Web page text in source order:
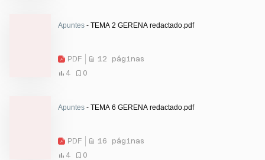
Apuntes - TEMA 2 GERENA redactado.pdf
PDF
12 páginas
4
0
Apuntes - TEMA 6 GERENA redactado.pdf
PDF
16 páginas
4
0